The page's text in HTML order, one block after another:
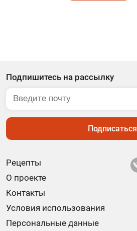
Рецепты
О проекте
Контакты
Условия использования
Персональные данные
Подпишитесь на рассылку
Подписаться